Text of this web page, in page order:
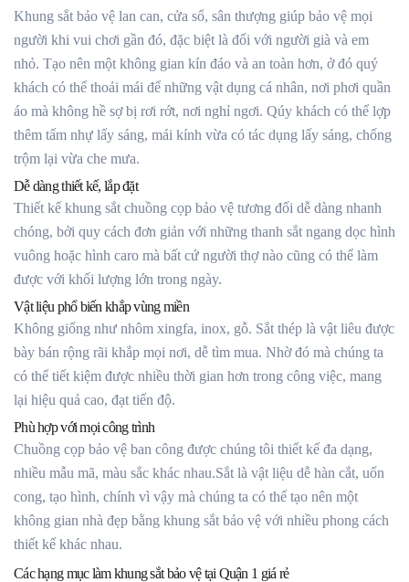
Khung sắt bảo vệ lan can, cửa sổ, sân thượng giúp bảo vệ mọi
người khi vui chơi gần đó, đặc biệt là đối với người già và em
nhỏ. Tạo nên một không gian kín đáo và an toàn hơn, ở đó quý
khách có thể thoải mái để những vật dụng cá nhân, nơi phơi quần
áo mà không hề sợ bị rơi rớt, nơi nghỉ ngơi. Qúy khách có thể lợp
thêm tấm nhự lấy sáng, mái kính vừa có tác dụng lấy sáng, chống
trộm lại vừa che mưa.
Dễ dàng thiết kế, lắp đặt
Thiết kế khung sắt chuồng cọp bảo vệ tương đối dễ dàng nhanh
chóng, bởi quy cách đơn giản với những thanh sắt ngang dọc hình
vuông hoặc hình caro mà bất cứ người thợ nào cũng có thể làm
được với khối lượng lớn trong ngày.
Vật liệu phổ biến khắp vùng miền
Không giống như nhôm xingfa, inox, gỗ. Sắt thép là vật liêu được
bày bán rộng rãi khắp mọi nơi, dễ tìm mua. Nhờ đó mà chúng ta
có thể tiết kiệm được nhiều thời gian hơn trong công việc, mang
lại hiệu quả cao, đạt tiến độ.
Phù hợp với mọi công trình
Chuồng cọp bảo vệ ban công được chúng tôi thiết kế đa dạng,
nhiều mẫu mã, màu sắc khác nhau.Sắt là vật liệu dễ hàn cắt, uốn
cong, tạo hình, chính vì vậy mà chúng ta có thể tạo nên một
không gian nhà đẹp bằng khung sắt bảo vệ với nhiều phong cách
thiết kế khác nhau.
Các hạng mục làm khung sắt bảo vệ tại Quận 1 giá rẻ